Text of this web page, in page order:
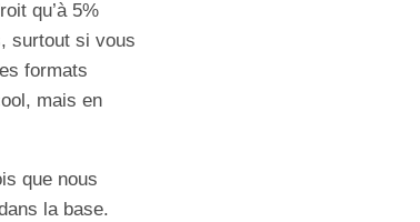
qu’à 5%
surtout si vous
formats
mais en
que nous
la base.